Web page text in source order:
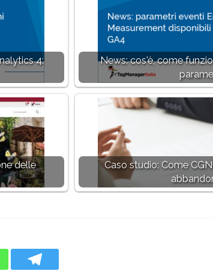
4:
News: cos'è, come
delle
Caso studio: Come